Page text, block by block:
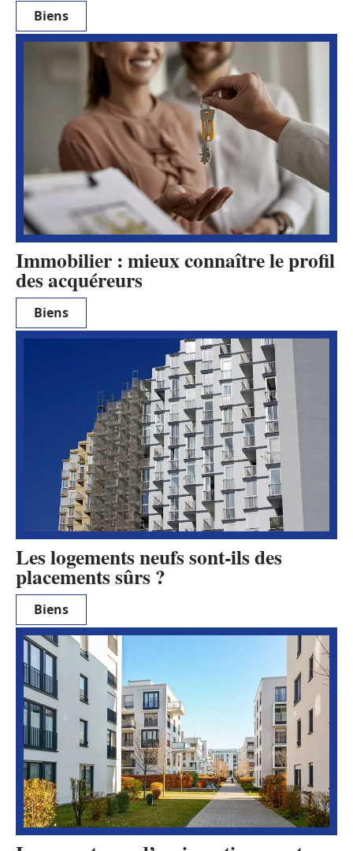
Biens
Immobilier : mieux connaître le profil
des acquéreurs
Biens
Les logements neufs sont-ils des
placements sûrs ?
Biens